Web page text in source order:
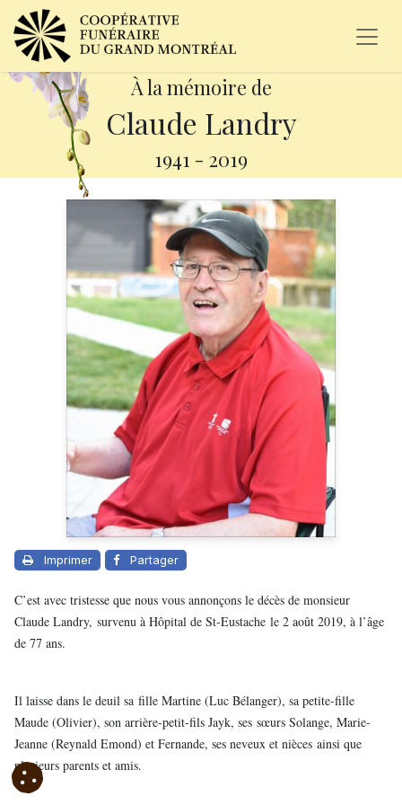
À la mémoire de
Claude Landry
1941 - 2019
Imprimer Partager
C’est avec tristesse que nous vous annonçons le décès de monsieur
Claude Landry, survenu à Hôpital de St-Eustache le 2 août 2019, à l’âge
de 77 ans.
Il laisse dans le deuil sa fille Martine (Luc Bélanger), sa petite-fille
Maude (Olivier), son arrière-petit-fils Jayk, ses sœurs Solange, Marie-
Jeanne (Reynald Emond) et Fernande, ses neveux et nièces ainsi que
plusieurs parents et amis.